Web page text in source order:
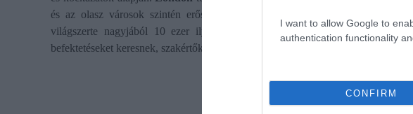
I want to allow Google to
authentication functionality
CONFIRM
és az olasz városok szintén erősödnek. A családi vagyonkezelők, vagyis a
világszerte nagyjából 10 ezer ilyen szervezet működik, amelyek ma már
befektetéseket keresnek, szakértőket alkalmaznak és globális jelenlétet építenek.